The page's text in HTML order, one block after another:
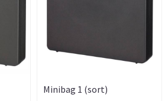
Minibag 1 (sort)